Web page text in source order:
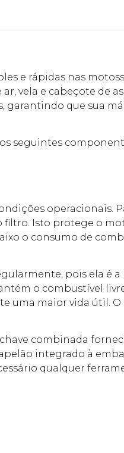
e rápidas nas
vela e cabeçote de
garantindo que sua
os seguintes
operacionais.
Isto protege o
o consumo de
pois ela é
o combustível
uma maior vida útil.
combinada
integrado à
qualquer